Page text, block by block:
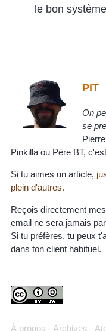
le bon
PiT
On
se
Pinkilla ou Père BT,
Si tu aimes un article,
plein d'autres.
Reçois directement
email ne sera jamais
Si tu préfères, tu peux
dans ton client habituel.
À propos - Archives -